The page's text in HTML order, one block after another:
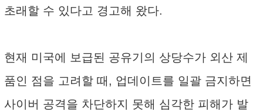
초래할 수 있다고 경고해 왔다.
현재 미국에 보급된 공유기의 상당수가 외산 제
품인 점을 고려할 때, 업데이트를 일괄 금지하면
사이버 공격을 차단하지 못해 심각한 피해가 발